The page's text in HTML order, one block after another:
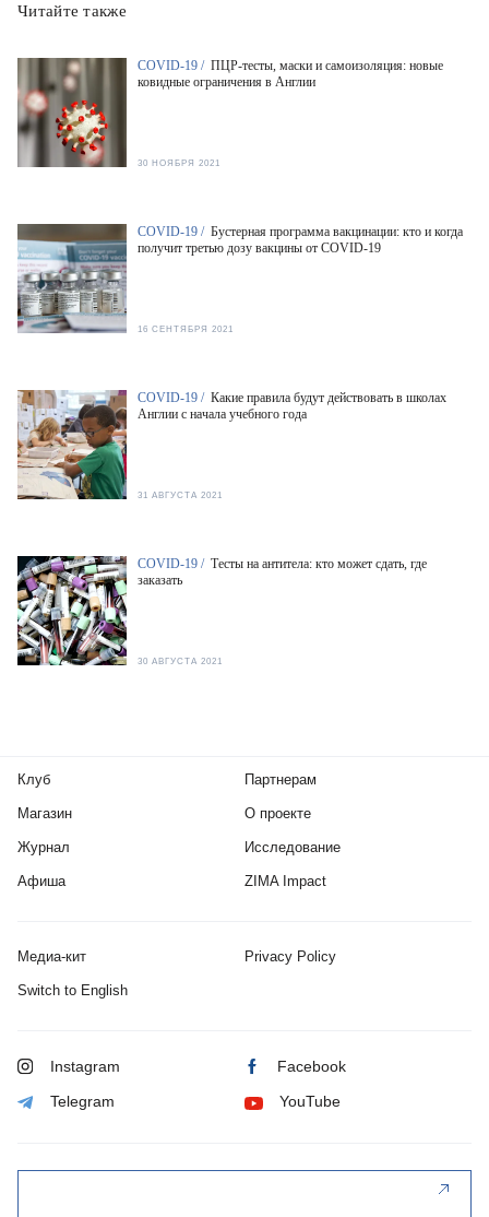
Читайте также
COVID-19 / ПЦР-тесты, маски и самоизоляция: новые
ковидные ограничения в Англии
30 НОЯБРЯ 2021
COVID-19 / Бустерная программа вакцинации: кто и когда
получит третью дозу вакцины от COVID-19
16 СЕНТЯБРЯ 2021
COVID-19 / Какие правила будут действовать в школах
Англии с начала учебного года
31 АВГУСТА 2021
COVID-19 / Тесты на антитела: кто может сдать, где
заказать
30 АВГУСТА 2021
Клуб
Магазин
Журнал
Афиша
Партнерам
О проекте
Исследование
ZIMA Impact
Медиа-кит Privacy Policy
Switch to English
Instagram Facebook
Telegram YouTube